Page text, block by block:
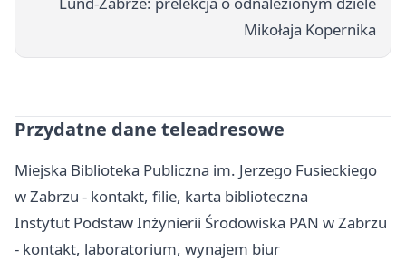
Mikołaja Kopernika
Przydatne dane teleadresowe
Miejska Biblioteka Publiczna im. Jerzego Fusieckiego
w Zabrzu - kontakt, filie, karta biblioteczna
Instytut Podstaw Inżynierii Środowiska PAN w Zabrzu
- kontakt, laboratorium, wynajem biur